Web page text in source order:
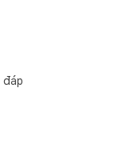
đáp